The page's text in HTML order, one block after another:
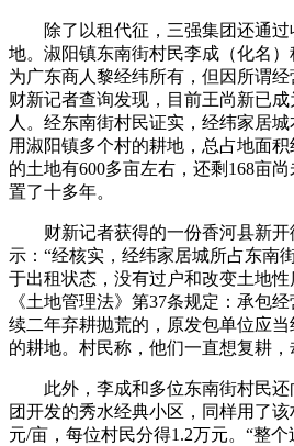
除了以租代征，三强集团还通过
地。淑阳镇东南街村民李成（化名
为广东商人黎经纬所有，但因所谓经
财新记者查询发现，目前王尚新已
人。经东南街村民证实，经纬家居
用淑阳镇多个村的耕地，总占地面
的土地有600多亩左右，还剩168亩
置了十多年。
财新记者获得的一份香河县新开
示：“经核实，经纬家居城所占东南
于出租状态，没有过户和改变土地
《土地管理法》第37条规定：承包
续二年弃耕抛荒的，原发包单位应
的耕地。村民称，他们一直想复耕，
此外，李成和多位东南街村民还
团开发的秀水经典小区，同样用了
元/亩，每位村民分得1.2万元。“整个